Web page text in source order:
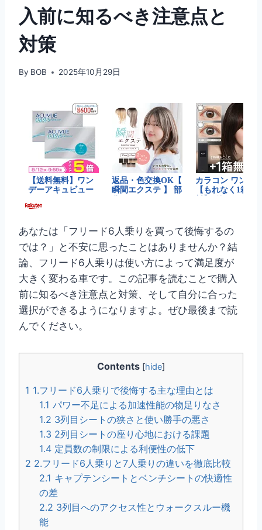
入前に知るべき注意点と
対策
By BOB 2025年10月29日
あなたは「フリード6人乗りを買って後悔するの
では？」と不安に思ったことはありませんか？結
論、フリード6人乗りは使い方によって満足度が
大きく変わる車です。この記事を読むことで購入
前に知るべき注意点と対策、そして自分に合った
選択ができるようになりますよ。ぜひ最後まで読
んでください。
Contents [hide]
1 1.フリード6人乗りで後悔する主な理由とは
1.1 パワー不足による加速性能の物足りなさ
1.2 3列目シートの狭さと使い勝手の悪さ
1.3 2列目シートの座り心地における課題
1.4 定員数の制限による利便性の低下
2 2.フリード6人乗りと7人乗りの違いを徹底比較
2.1 キャプテンシートとベンチシートの快適性
の差
2.2 3列目へのアクセス性とウォークスルー機
能